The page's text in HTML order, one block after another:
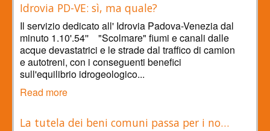
Idrovia PD-VE: sì, ma quale?
Il servizio dedicato all' Idrovia Padova-Venezia dal
minuto 1.10'.54'' "Scolmare" fiumi e canali dalle
acque devastatrici e le strade dal traffico di camion
e autotreni, con i conseguenti benefici
sull'equilibrio idrogeologico...
Read more
La tutela dei beni comuni passa per i no…